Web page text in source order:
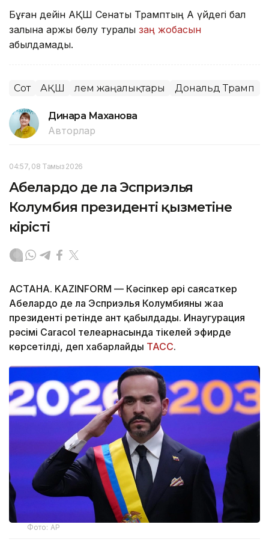
Бұған дейін АҚШ Сенаты Трамптың Ақ үйдегі бал
залына қаржы бөлу туралы заң жобасын
қабылдамады.
Сот АҚШ Әлем жаңалықтары Дональд Трамп
Динара Маханова
Авторлар
04:57, 08 Тамыз 2026
Абелардо де ла Эсприэлья
Колумбия президенті қызметіне
кірісті
АСТАНА. KAZINFORM — Кәсіпкер әрі саясаткер
Абелардо де ла Эсприэлья Колумбияның жаңа
президенті ретінде ант қабылдады. Инаугурация
рәсімі Caracol телеарнасында тікелей эфирде
көрсетілді, деп хабарлайды ТАСС.
Фото: AP